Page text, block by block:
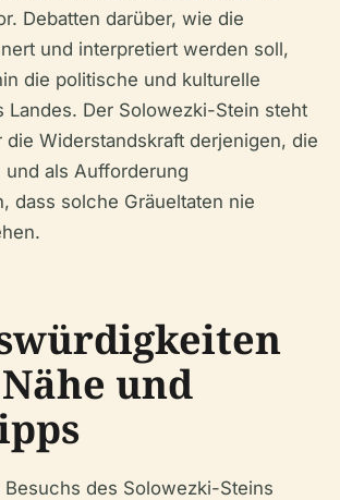
Debatten darüber, wie die
und interpretiert werden soll,
die politische und kulturelle
Landes. Der Solowezki-Stein steht
die Widerstandskraft derjenigen, die
und als Aufforderung
dass solche Gräueltaten nie
und
Besuchs des Solowezki-Steins